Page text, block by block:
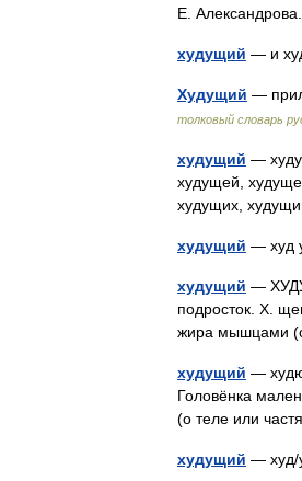
Е.
худущий — и
Худущий —
толковый словарь
худущий —
худущей,
худущих,
худущий — худ
худущий —
подросток. Х.
жира мышцами
худущий —
Головёнка
(о теле или
худущий —